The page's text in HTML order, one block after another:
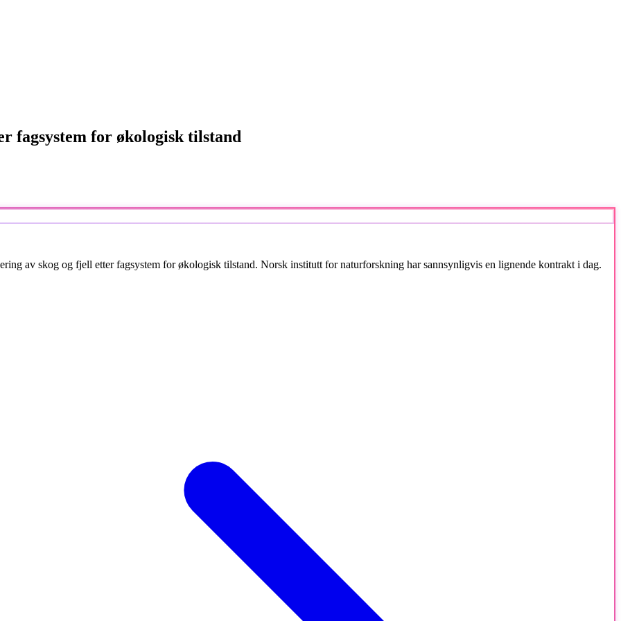
fagsystem for økologisk tilstand
av skog og fjell etter fagsystem for økologisk tilstand. Norsk institutt for naturforskning har sannsynligvis en lignende kontrakt i dag.